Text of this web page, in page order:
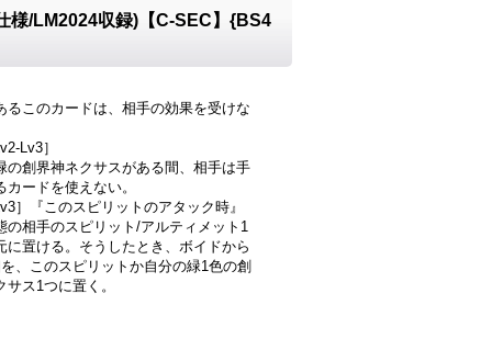
様/LM2024収録)【C-SEC】{BS4
るこのカードは、相手の効果を受けな
Lv3］
の創界神ネクサスがある間、相手は手
カードを使えない。
］『このスピリットのアタック時』
の相手のスピリット/アルティメット1
に置ける。そうしたとき、ボイドから
、このスピリットか自分の緑1色の創
サス1つに置く。